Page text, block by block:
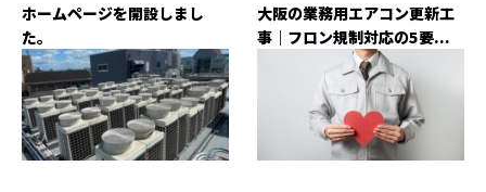
ホームページを開設しまし
た。
大阪の業務用エアコン更新工
事｜フロン規制対応の5要...